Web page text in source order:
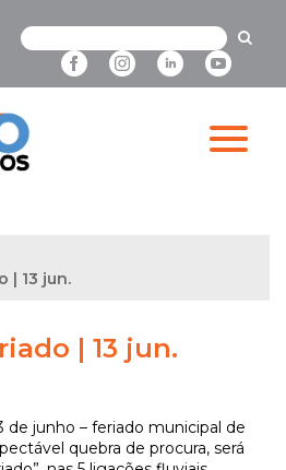
| 13 jun.
| 13 jun.
de junho – feriado municipal de
quebra de procura, será